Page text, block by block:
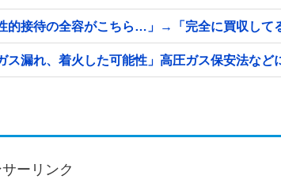
的接待の全容がこちら…」→「完全に買収し
漏れ、着火した可能性」高圧ガス保安法など
ーリンク